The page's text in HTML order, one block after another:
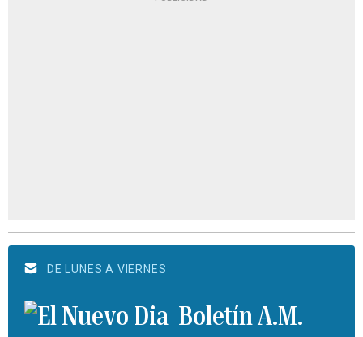
DE LUNES A VIERNES
Boletín A.M.